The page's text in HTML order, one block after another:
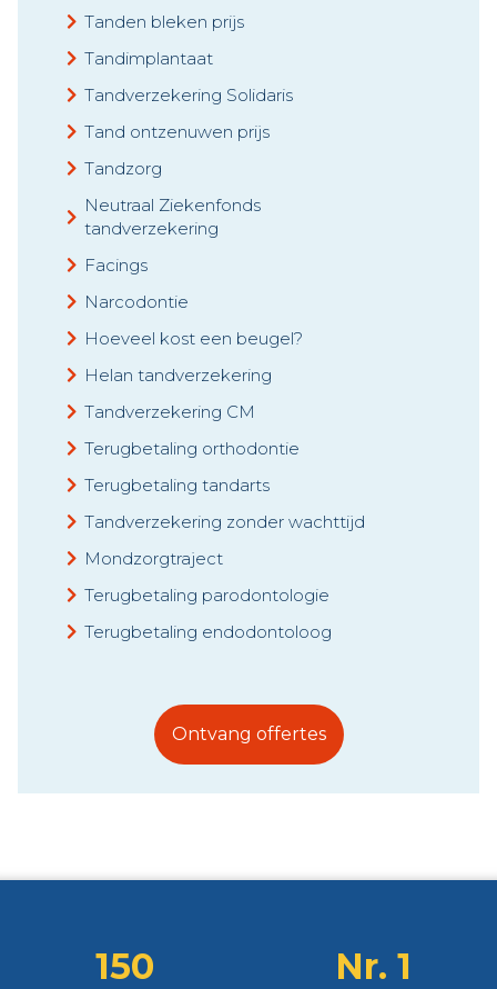
Tanden bleken prijs
Tandimplantaat
Tandverzekering Solidaris
Tand ontzenuwen prijs
Tandzorg
Neutraal Ziekenfonds
tandverzekering
Facings
Narcodontie
Hoeveel kost een beugel?
Helan tandverzekering
Tandverzekering CM
Terugbetaling orthodontie
Terugbetaling tandarts
Tandverzekering zonder wachttijd
Mondzorgtraject
Terugbetaling parodontologie
Terugbetaling endodontoloog
Ontvang offertes
150 Nr. 1